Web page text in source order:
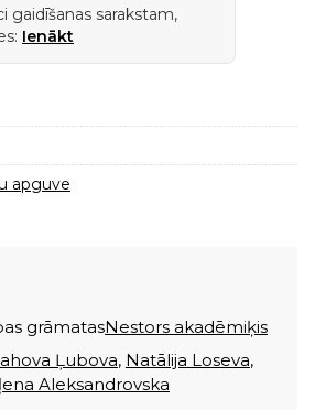
gaidīšanas sarakstam,
Ienākt
apguve
grāmatasNestors akadēmiķis
Ļubova, Natālija Loseva,
Aleksandrovska